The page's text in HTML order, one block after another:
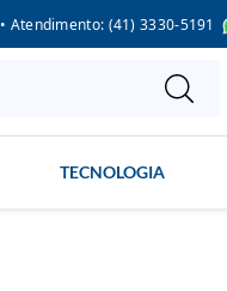
• Atendimento: (41) 3330-5191
TECNOLOGIA